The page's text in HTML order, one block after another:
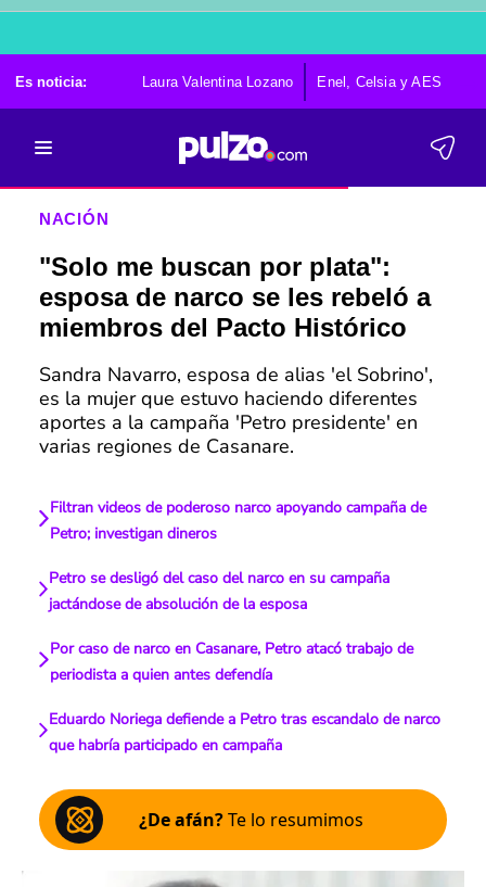
Es noticia: Laura Valentina Lozano Enel, Celsia y AES
NACIÓN
"Solo me buscan por plata":
esposa de narco se les rebeló a
miembros del Pacto Histórico
Sandra Navarro, esposa de alias 'el Sobrino',
es la mujer que estuvo haciendo diferentes
aportes a la campaña 'Petro presidente' en
varias regiones de Casanare.
Filtran videos de poderoso narco apoyando campaña de
Petro; investigan dineros
Petro se desligó del caso del narco en su campaña
jactándose de absolución de la esposa
Por caso de narco en Casanare, Petro atacó trabajo de
periodista a quien antes defendía
Eduardo Noriega defiende a Petro tras escandalo de narco
que habría participado en campaña
¿De afán?Te lo resumimos